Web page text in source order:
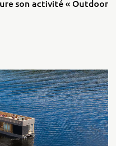
son activité « Outdoor